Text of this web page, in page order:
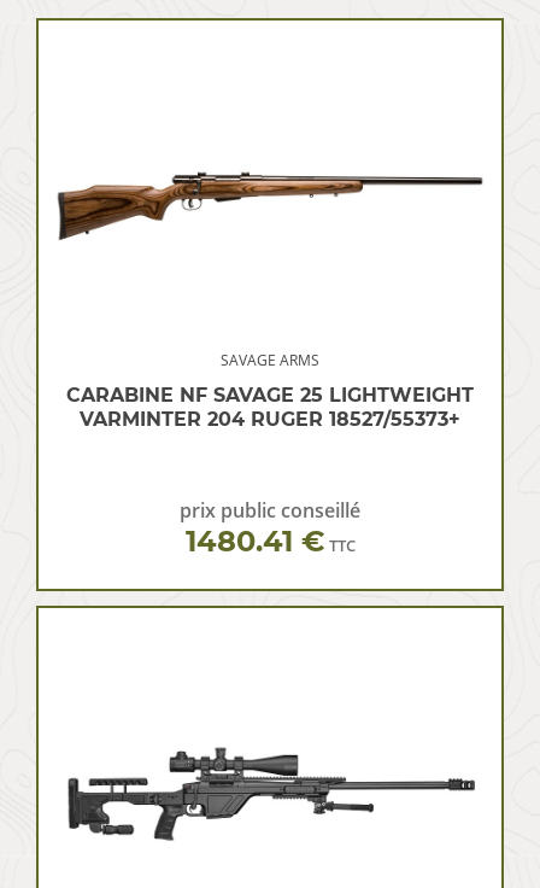
SAVAGE ARMS
CARABINE NF SAVAGE 25 LIGHTWEIGHT
VARMINTER 204 RUGER 18527/55373+
prix public conseillé
1480.41 € TTC